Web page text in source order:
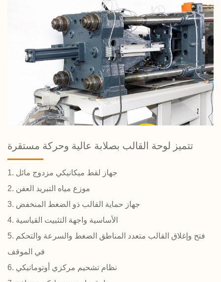
تتميز لوحة القالب بصلابة عالية وحركة مستقرة
1. جهاز لقط ميكانيكي مزدوج مائل
2. موزع مياه التبريد العفن
3. جهاز حماية القالب ذو الضغط المنخفض
4. الأساسية واجهة التثبيت القياسية
5. فتح وإغلاق القالب متعدد المناطق الضغط والسرعة والتحكم
في الموقف
6. نظام تشحيم مركزي أوتوماتيكي